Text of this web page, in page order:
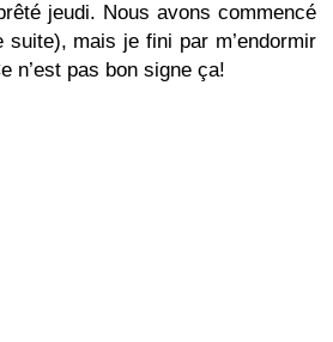
jeudi. Nous avons commencé
suite), mais je fini par m’endormir
n’est pas bon signe ça!